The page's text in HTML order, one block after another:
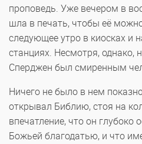
проповедь. Уже вечером в
шла в печать, чтобы её
следующее утро в киосках и
станциях. Несмотря, однако,
Сперджен был смиренным
Ничего не было в нем
открывал Библию, стоя на
впечатление, что он глубоко
Божьей благодатью, и что